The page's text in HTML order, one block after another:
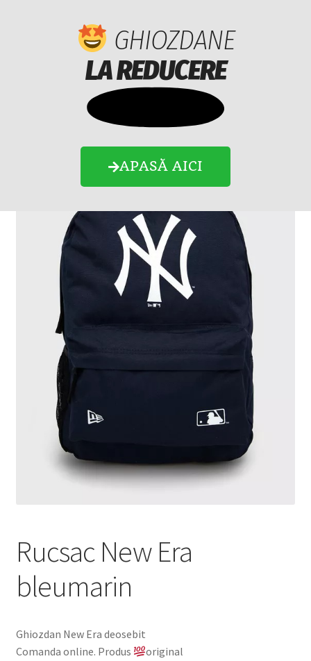
Ghiozdane
costume de baie
Rucsac New Era
bleumarin
Ghiozdan New Era deosebit
Comanda online. Produs
original
GHIOZDANE
LA REDUCERE
APASĂ AICI